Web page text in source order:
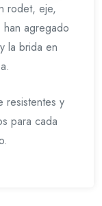
rodet, eje,
agregado
la brida en
resistentes y
para cada